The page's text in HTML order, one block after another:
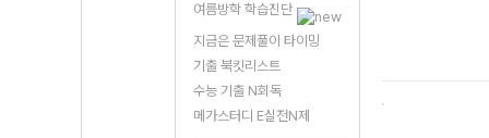
여름방학 학습진단
지금은 문제풀이 타이밍
기출 북킷리스트
수능 기출 N회독
메가스터디 E실전N제